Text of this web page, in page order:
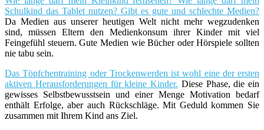
Schulkind das Tablet nutzen? Gibt es gute und schlechte Medien?
Da Medien aus unserer heutigen Welt nicht mehr wegzudenken
sind, müssen Eltern den Medienkonsum ihrer Kinder mit viel
Feingefühl steuern. Gute Medien wie Bücher oder Hörspiele sollten
nie tabu sein.
Das Töpfchentraining oder Trockenwerden ist wohl eine der ersten
aktiven Herausforderungen für kleine Kinder. Diese Phase, die ein
gewisses Selbstbewusstsein und einer Menge Motivation bedarf
enthält Erfolge, aber auch Rückschläge. Mit Geduld kommen Sie
zusammen mit Ihrem Kind ans Ziel.